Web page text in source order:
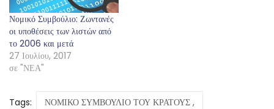
Νομικό Συμβούλιο: Ζωντανές
οι υποθέσεις των λιστών από
το 2006 και μετά
27 Ιουλίου, 2017
σε "ΝΕΑ"
Tags: ΝΟΜΙΚΟ ΣΥΜΒΟΥΛΙΟ ΤΟΥ ΚΡΑΤΟΥΣ ,